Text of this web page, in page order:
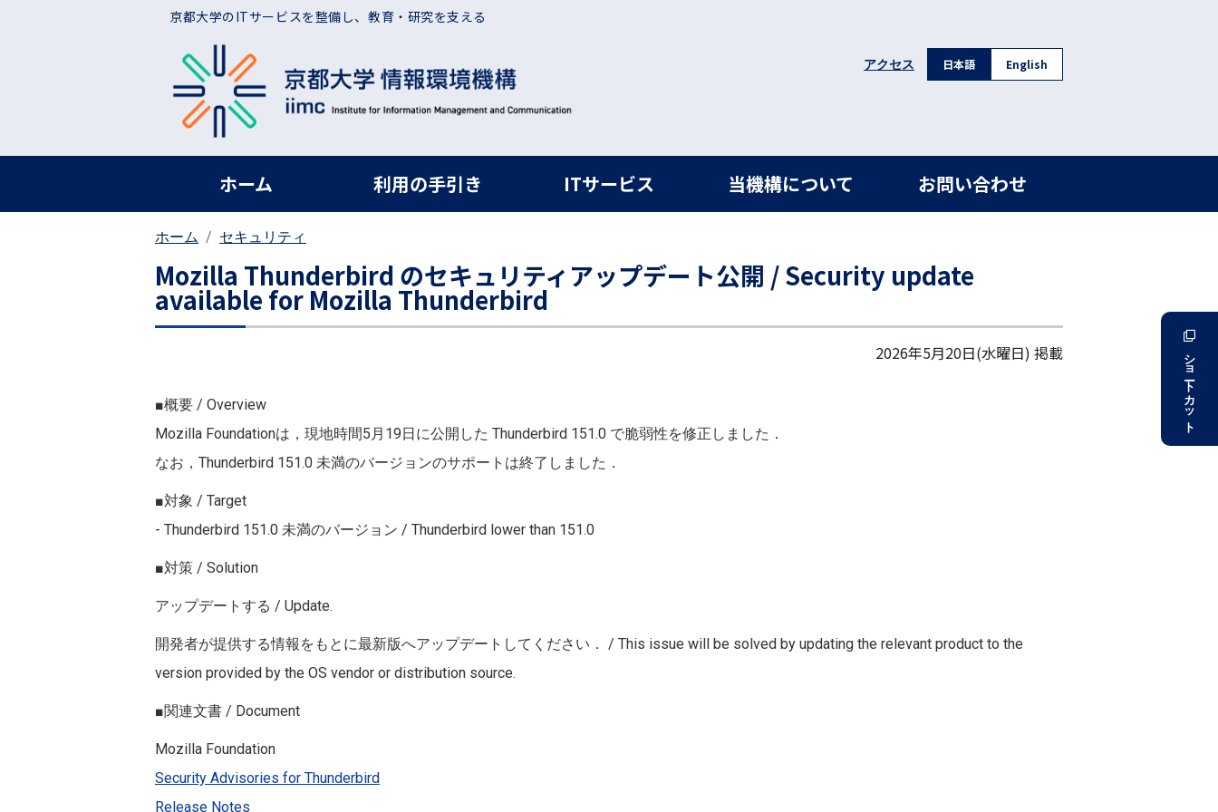
京都大学のITサービスを整備し、教育・研究を支える
アクセス 日本語 English
ヘッダー グローバルナビ
ホーム 利用の手引き ITサービス 当機構について お問い合わせ
ホーム セキュリティ
Mozilla Thunderbird のセキュリティアップデート公開 / Security update
available for Mozilla Thunderbird
2026年5月20日(水曜日) 掲載
■概要 / Overview
Mozilla Foundationは，現地時間5月19日に公開した Thunderbird 151.0 で脆弱性を修正しました．
なお，Thunderbird 151.0 未満のバージョンのサポートは終了しました．
■対象 / Target
- Thunderbird 151.0 未満のバージョン / Thunderbird lower than 151.0
■対策 / Solution
アップデートする / Update.
開発者が提供する情報をもとに最新版へアップデートしてください． / This issue will be solved by updating the relevant product to the
version provided by the OS vendor or distribution source.
■関連文書 / Document
Mozilla Foundation
Security Advisories for Thunderbird
Release Notes
ショートカット